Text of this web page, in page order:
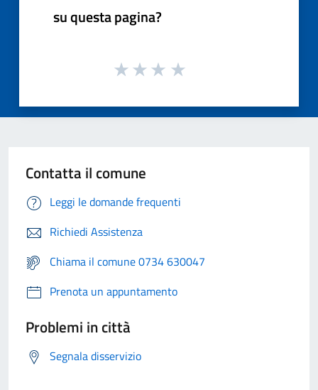
su questa pagina?
Contatta il comune
Leggi le domande frequenti
Richiedi Assistenza
Chiama il comune 0734 630047
Prenota un appuntamento
Problemi in città
Segnala disservizio